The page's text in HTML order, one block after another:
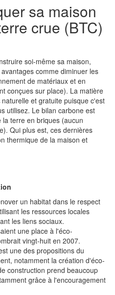
sa maison
crue (BTC)
soi-même sa maison,
comme diminuer les
de matériaux et en
conçues sur place). La matière
et gratuite puisque c'est
utilisez. Le bilan carbone est
terre en briques (aucun
Qui plus est, ces dernières
thermique de la maison et
un habitat dans le respect
les ressources locales
les liens sociaux.
une place à l'éco-
vingt-huit en 2007.
une des propositions du
notamment la création d'éco-
construction prend beaucoup
grâce à l'encouragement